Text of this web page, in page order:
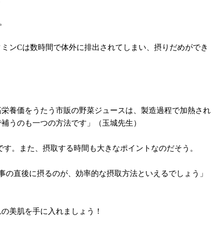
ンCは数時間で体外に排出されてしまい、摂りだめができ
養価をうたう市販の野菜ジュースは、製造過程で加熱され
うのも一つの方法です」（玉城先生）
。また、摂取する時間も大きなポイントなのだそう。
直後に摂るのが、効率的な摂取方法といえるでしょう」
美肌を手に入れましょう！